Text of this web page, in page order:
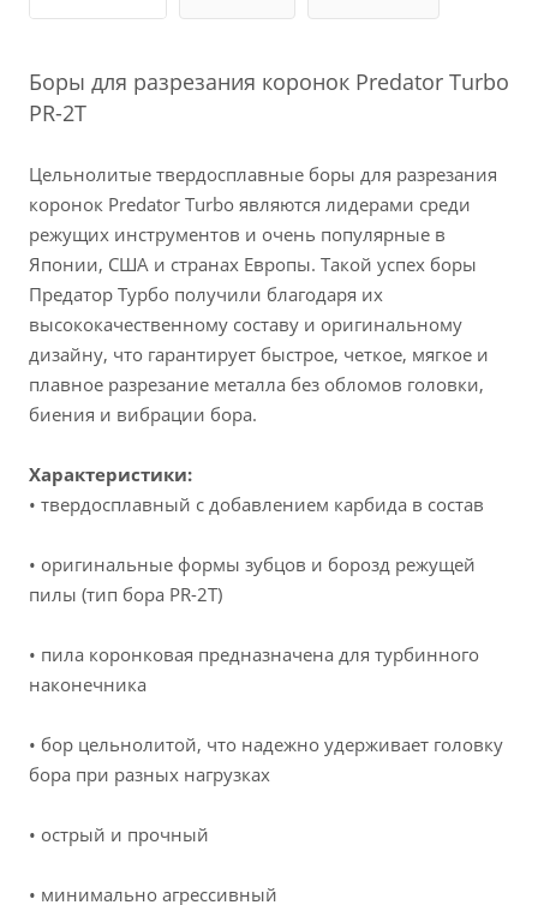
Боры для разрезания коронок Predator Turbo
PR-2T
Цельнолитые твердосплавные боры для разрезания
коронок Predator Turbo являются лидерами среди
режущих инструментов и очень популярные в
Японии, США и странах Европы. Такой успех боры
Предатор Турбо получили благодаря их
высококачественному составу и оригинальному
дизайну, что гарантирует быстрое, четкое, мягкое и
плавное разрезание металла без обломов головки,
биения и вибрации бора.
Характеристики:
• твердосплавный с добавлением карбида в состав
• оригинальные формы зубцов и борозд режущей
пилы (тип бора PR-2T)
• пила коронковая предназначена для турбинного
наконечника
• бор цельнолитой, что надежно удерживает головку
бора при разных нагрузках
• острый и прочный
• минимально агрессивный